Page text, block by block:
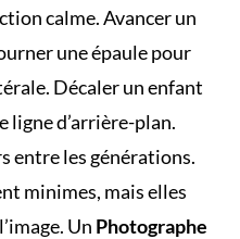
calme. Avancer un
une épaule pour
Décaler un enfant
ligne d’arrière-plan.
entre les générations.
minimes, mais elles
Un Photographe